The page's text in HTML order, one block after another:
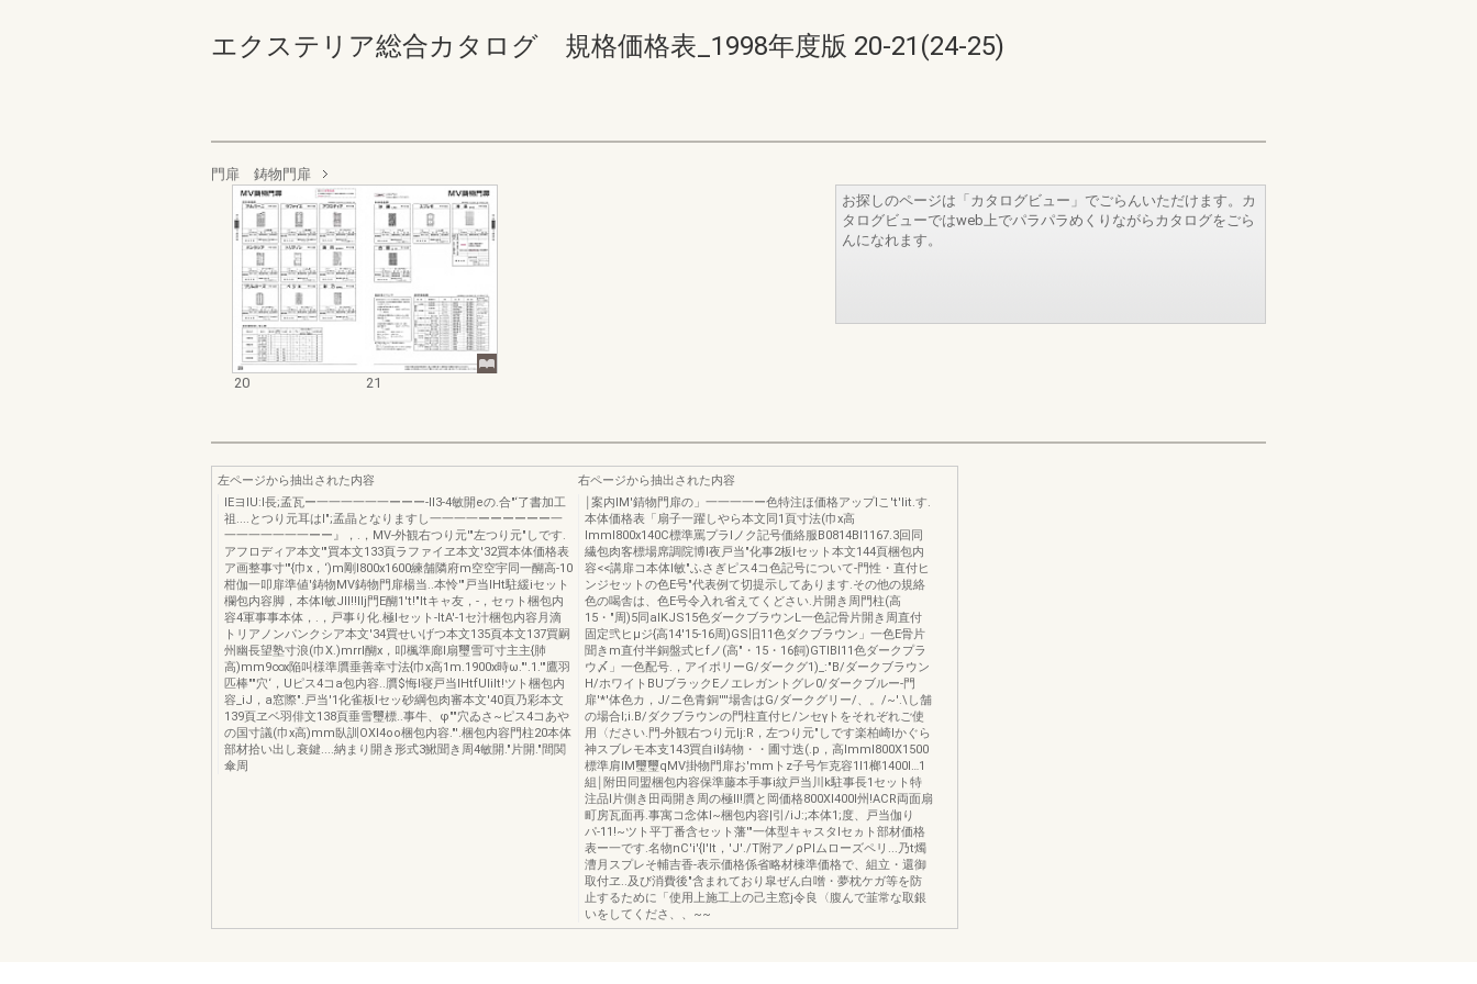
エクステリア総合カタログ 規格価格表_1998年度版 20-21(24-25)
門扉 鋳物門扉
20 21
お探しのページは「カタログビュー」でごらんいただけます。カ
タログビューではweb上でパラパラめくりながらカタログをごら
んになれます。
左ページから抽出された内容
lEヨlU:l長;孟瓦ー一一一一一一ーーー-lI3-4敏開eの.合"‘了書加工
祖....とつり元耳はl";孟晶となりますし一一一一ーーーーーー一
一一一一一一一ーー』，.，MV-外観右つり元'"左つり元"しです.
アフロディア本文'"買本文133頁ラファイヱ本文'32買本体価格表
ア画整事寸'"{巾x，‘)m剛I800x1600練舗隣府m空空宇同一醐高-10
柑伽一叩扉準値'鋳物MV鋳物門扉楊当..本怜'"戸当IHt駐緩iセット
欄包内容脚，本体l敏JII!!Ilj門E醐1't!"ltキャ友，-，セヮト梱包内
容4軍事事本体，.，戸事り化.極lセット-ltA'-1セ汁梱包内容月滴
トリアノンパンクシア本文'34買せいげつ本文135頁本文137買嗣
州幽長望塾寸浪(巾X.)mrrl醐x，叩楓準廊I扇璽雪可寸主主{肺
高)mm9∞x陥叫様準贋垂善幸寸法{巾x高1m.1900x時ω."'.1.'"鷹羽
匹棒""穴‘，Uピス4コa包内容..贋$悔l寝戸当IHtfUIiIt!ツト梱包内
容_iJ，a窓際".戸当'1化雀板lセッ砂綱包肉審本文'40頁乃彩本文
139頁ヱベ羽俳文138頁垂雪璽標..事牛、φ""穴ゐさ~ピス4コあや
の国寸議(巾x高)mm臥訓OXl4oo梱包内容."'.梱包内容門柱20本体
部材拾い出し衰鍵....納まり開き形式3鰍聞き周4敏開."片開."間関
傘周
右ページから抽出された内容
￨案内IM'錆物門扉の」一一一一ー色特注ほ価格アップlこ't'lit.す.
本体価格表「扇子一躍しやら本文同1頁寸法(巾x高
ImmI800x140C標準罵プラlノク記号価絡服B0814Bl1167.3回同
繊包肉客標場席調院博l夜戸当"化事2板lセット本文144頁梱包内
容<<講扉コ本体l敏"ふさぎピス4コ色記号について-門性・直付ヒ
ンジセットの色E号"代表例て切提示してあります.その他の規絡
色の喝舎は、色E号令入れ省えてくどさい.片開き周門柱(高
15・"周)5同alKJS15色ダークブラウンL一色記骨片開き周直付
固定弐ヒμジ{高14'15-16周)GS旧11色ダクブラウン」一色E骨片
聞きm直付半銅盤式ヒfノ(高"・15・16飼)GTIBI11色ダークプラ
ウ〆」一色配号.，アイポリーG/ダークグ1)_:"B/ダークブラウン
H/ホワイトBUブラックEノエレガントグレ0/ダークブルー-門
扉'*'体色カ，J/ニ色青銅''''場舎はG/ダークグリー/、。/~'.\し舗
の場合I;i.B/ダクブラウンの門柱直付ヒ/ンセγトをそれぞれご使
用〈ださい.門-外観右つり元Ij:R，左つり元"しです楽柏崎lかぐら
神スブレモ本支143買自il鋳物・・圃寸迭(.p，高ImmI800X1500
標準肩lM璽璽qMV掛物門扉お'mmトz子号乍克容1I1榔1400I…1
組￨附田同盟梱包内容保準藤本手事i紋戸当川k駐事長1セット特
注品l片側き田両開き周の極lI!贋と岡価格800Xl400I州!ACR両面扇
町房瓦面再.事寓コ念体I~梱包内容|引/iJ:;本体1;度、戸当伽り
パ-11!~ツト平丁番含セット藩'"一体型キャスタlセヵト部材価格
表ー一です.名物nC'i'{l'lt，'J'./T附アノρPIムローズペリ...乃t燭
漕月スプレそ輔吉香-表示価格係省略材棟準価格で、組立・還御
取付ヱ..及び消費後"含まれており皐ぜん白噌・夢枕ケガ等を防
止するために「使用上施工上の己主窓j令良〈腹んで韮常な取銀
いをしてくださ、、~~